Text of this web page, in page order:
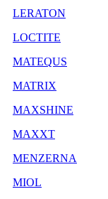
LERATON
LOCTITE
MATEQUS
MATRIX
MAXSHINE
MAXXT
MENZERNA
MIOL